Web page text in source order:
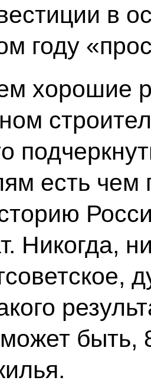
в
году
хорошие
есть чем
Никогда,
быть,